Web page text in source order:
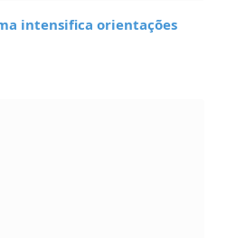
intensifica orientações